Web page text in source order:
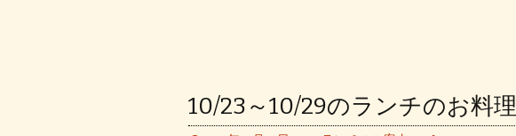
10/23～10/29のランチのお料理